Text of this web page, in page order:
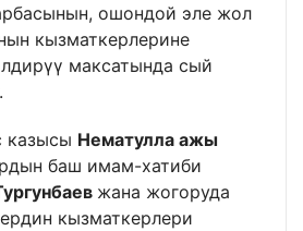
ошондой эле жол
кызматкерлерине
максатында сый
казысы Нематулла ажы
баш имам-хатиби
жана жогоруда
кызматкерлери